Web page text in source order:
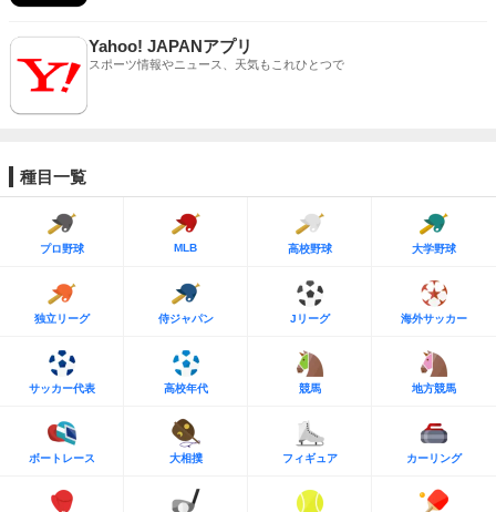
Yahoo! JAPANアプリ
スポーツ情報やニュース、天気もこれひとつで
種目一覧
プロ野球 MLB 高校野球 大学野球
独立リーグ 侍ジャパン Jリーグ 海外サッカー
サッカー代表 高校年代 競馬 地方競馬
ボートレース 大相撲 フィギュア カーリング